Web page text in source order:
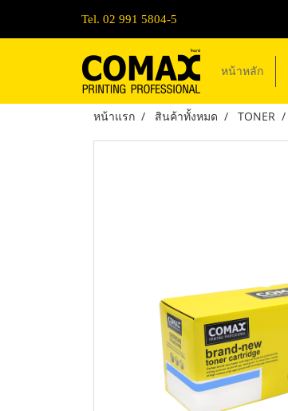
Tel. 02 991 5804-5
หน้าหลัก
หน้าแรก สินค้าทั้งหมด TONER